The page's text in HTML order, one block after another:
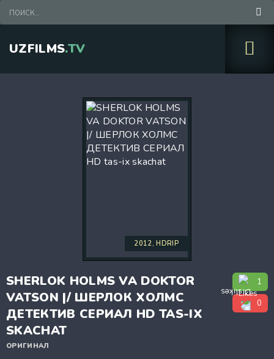
UZFILMS.TV
2012, HDRIP
SHERLOK HOLMS VA DOKTOR
VATSON |/ ШЕРЛОК ХОЛМС
ДЕТЕКТИВ СЕРИАЛ HD TAS-IX
SKACHAT
ОРИГИНАЛ
1
0